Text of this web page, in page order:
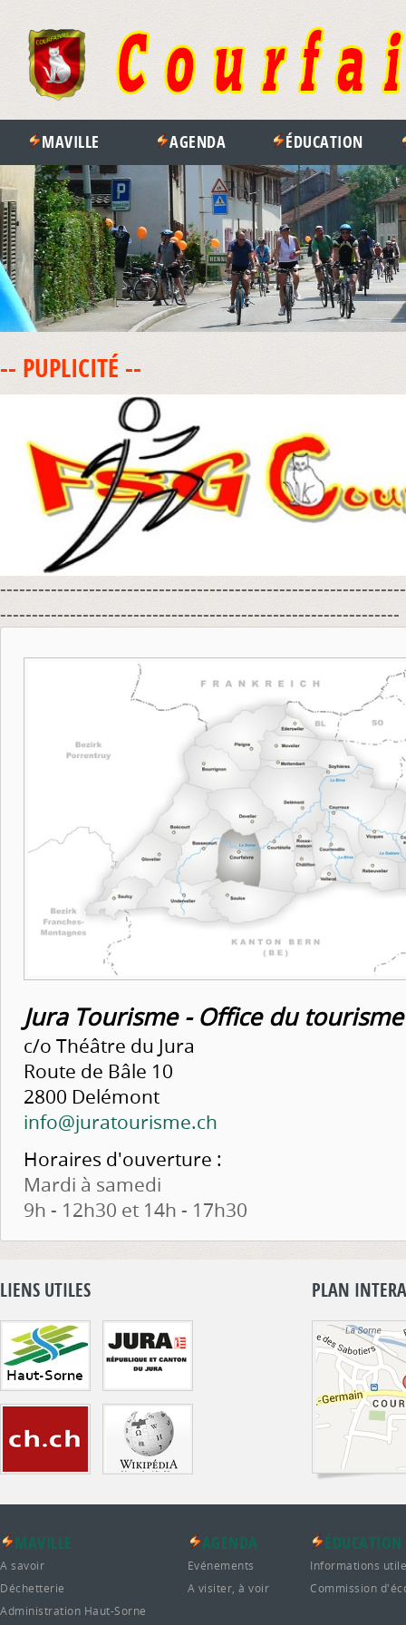
MAVILLE AGENDA ÉDUCATION
-- PUPLICITÉ --
---------------------------------------------------------------
Jura Tourisme - Office du
c/o Théâtre du Jura
Route de Bâle 10
2800 Delémont
info@juratourisme.ch
Horaires d'ouverture :
Mardi à samedi
9h - 12h30 et 14h - 17h30
LIENS UTILES PLAN
MAVILLE
A savoir
Déchetterie
Administration Haut-Sorne
AGENDA
Evénements
A visiter, à voir
ÉDUCATION
Informations
Commission